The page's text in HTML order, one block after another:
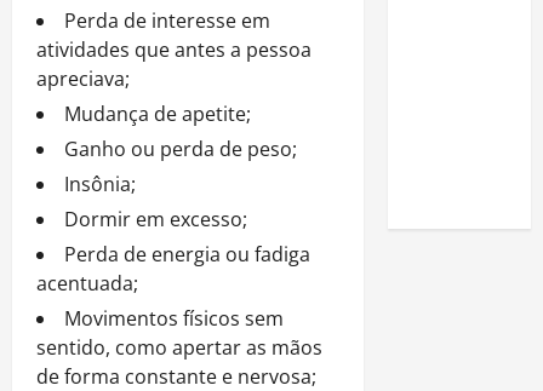
Perda de interesse em
atividades que antes a pessoa
apreciava;
Mudança de apetite;
Ganho ou perda de peso;
Insônia;
Dormir em excesso;
Perda de energia ou fadiga
acentuada;
Movimentos físicos sem
sentido, como apertar as mãos
de forma constante e nervosa;